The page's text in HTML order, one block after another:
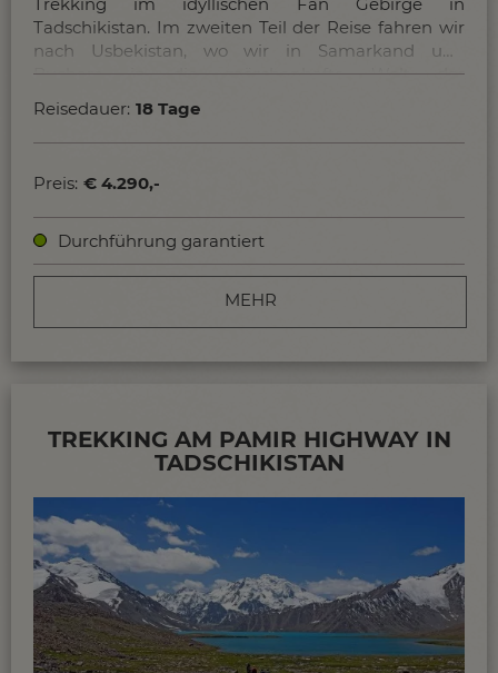
Tadschikistan. Im zweiten Teil der Reise fahren wir
nach Usbekistan, wo wir in Samarkand und
Buchara in die märchenhafte Welt der
Seidenstraße eintauchen.
Reisedauer: 18 Tage
Preis: € 4.290,-
Durchführung garantiert
MEHR
TREKKING AM PAMIR HIGHWAY IN
TADSCHIKISTAN